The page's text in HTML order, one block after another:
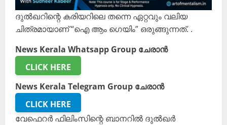
ദുൽഖറിന്റെ കരിയറിലെ തന്നെ ഏറ്റവും വലിയ
ചിത്രമായാണ് “ഐ ആം ഗെയിം” ഒരുങ്ങുന്നത്. .
News Kerala Whatsapp Group ചേരാൻ
CLICK HERE
News Kerala Telegram Group ചേരാൻ
CLICK HERE
വേഫെറർ ഫിലിംസിന്റെ ബാനറിൽ ദുൽഖർ